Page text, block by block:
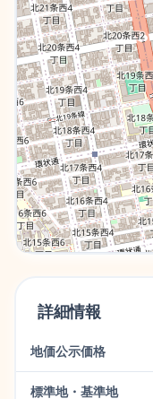
詳細情報
地価公示価格
標準地・基準地